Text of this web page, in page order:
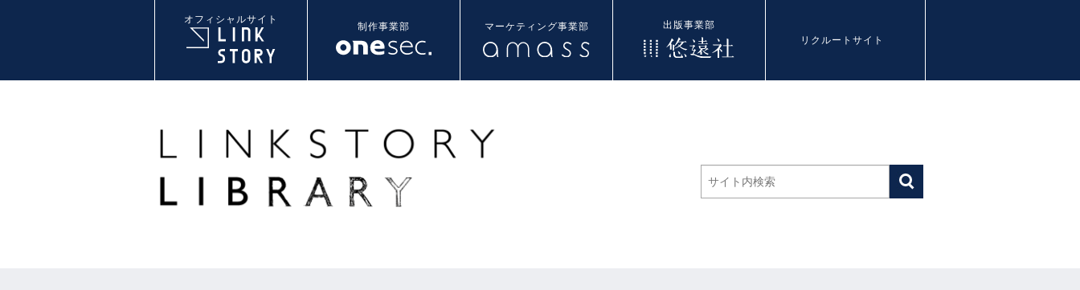
オフィシャルサイト
制作事業部 マーケティング事業部
出版事業部
リクルートサイト